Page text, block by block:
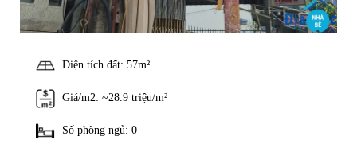
Diện tích đất: 57m²
Giá/m2: ~28.9 triệu/m²
Số phòng ngủ: 0